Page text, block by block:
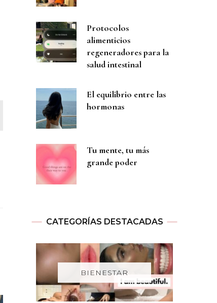
Protocolos
alimenticios
regeneradores para la
salud intestinal
El equilibrio entre las
hormonas
Tu mente, tu más
grande poder
CATEGORÍAS DESTACADAS
BIENESTAR